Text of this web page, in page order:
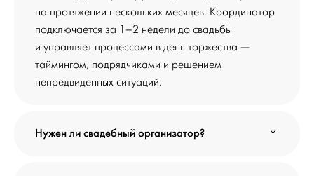
на протяжении нескольких месяцев. Координатор
подключается за 1–2 недели до свадьбы
и управляет процессами в день торжества —
таймингом, подрядчиками и решением
непредвиденных ситуаций.
Нужен ли свадебный организатор?